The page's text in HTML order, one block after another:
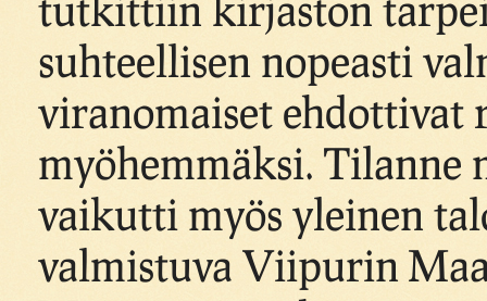
suhteellisen nopeasti
viranomaiset ehdottivat
myöhemmäksi.
vaikutti myös yleinen
valmistuva Viipurin